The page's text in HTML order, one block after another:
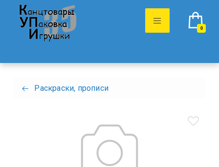
0
Раскраски, прописи